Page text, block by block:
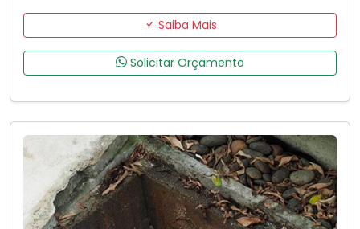
Saiba Mais
Solicitar Orçamento